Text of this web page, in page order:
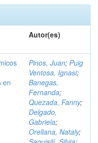
Autor(es)
en
Pinos, Juan; Puig
Ventosa, Ignasi;
Banegas,
Fernanda;
Quezada, Fanny;
Delgado,
Gabriela;
Orellana, Nataly;